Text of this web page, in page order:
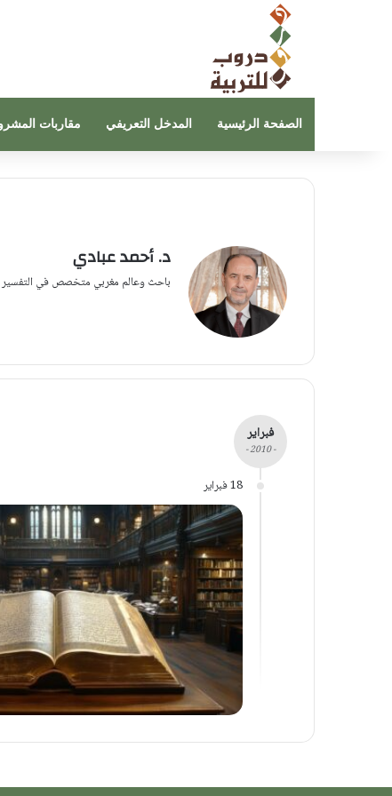
الصفحة الرئيسية المدخل التعريفي مقاربات
د. أحمد عبادي
باحث وعالم مغربي متخصص في التفسير
فبراير
- 2010 -
18 فبراير